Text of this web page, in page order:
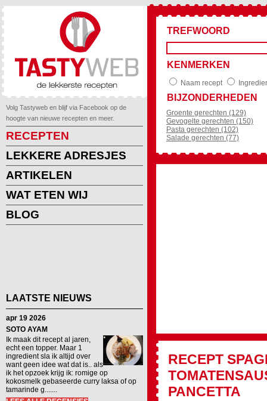
Volg Tastyweb en blijf via Facebook op de
hoogte van nieuwe recepten en meer.
RECEPTEN
LEKKERE ADRESJES
ARTIKELEN
WAT ETEN WIJ
BLOG
LAATSTE NIEUWS
apr 19 2026
SOTO AYAM
Ik maak dit recept al jaren,
echt een topper. Maar 1
ingredient sla ik altijd over
want geen idee wat dat is.. als
ik het opzoek krijg ik: romige op
kokosmelk gebaseerde curry laksa of op
tamarinde g.......
TREFWOORD
KENMERKEN
Naam recept
BIJZONDERHEDEN
Groente gerechten (129)
Gevogelte gerechten (150)
Pasta gerechten (102)
Salade gerechten (77)
RECEPT
PANCETTA